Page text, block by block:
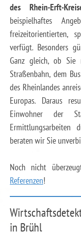
des Rhein-Erft-
beispielhaftes
freizeitorientierten,
verfügt. Besonders
Ganz gleich, ob
Straßenbahn, dem
des Rheinlandes
Europas. Daraus
Einwohner der
Ermittlungsarbeiten
beraten wir Sie
Noch nicht
Referenzen!
in Brühl